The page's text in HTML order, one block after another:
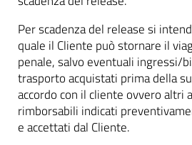
Per scadenza del release si
quale il Cliente può stornare il
penale, salvo eventuali ingressi/
trasporto acquistati prima della
accordo con il cliente ovvero altri
rimborsabili indicati
e accettati dal Cliente.